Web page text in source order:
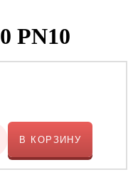
PN10
В КОРЗИНУ